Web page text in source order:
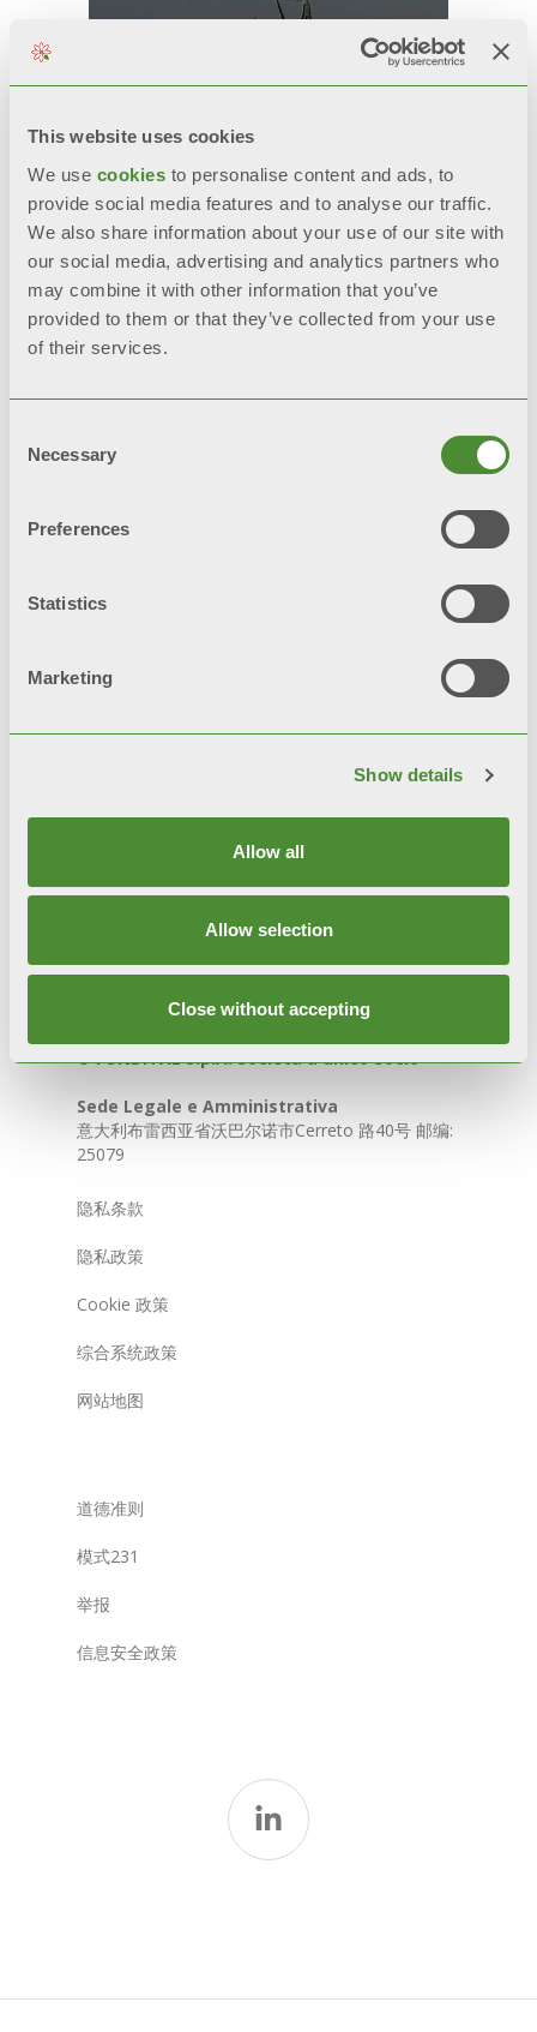
This website uses cookies
We use cookies to personalise content and ads, to
provide social media features and to analyse our traffic.
We also share information about your use of our site with
our social media, advertising and analytics partners who
may combine it with other information that you’ve
provided to them or that they’ve collected from your use
of their services.
Selection
Necessary
Preferences
Statistics
Marketing
Show details
Allow all
Allow selection
Close without accepting
所使用的图片和视频不用于商业目的，仅用于宣传/
信marketing@fondital.it
© FONDITAL S.p.A. Società a unico socio
Sede Legale e Amministrativa
意大利布雷西亚省沃巴尔诺市Cerreto 路40号 邮编:
25079
隐私条款
隐私政策
Cookie 政策
综合系统政策
网站地图
道德准则
模式231
举报
信息安全政策